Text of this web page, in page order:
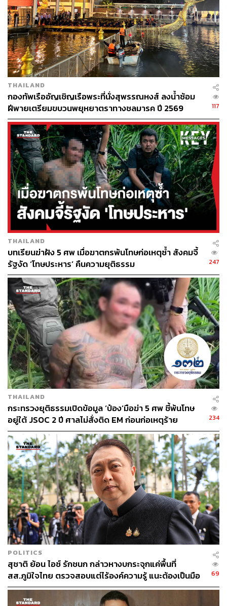
TAGS: FTX การซ้อมรบ ไพโรจน์ เฟื่องจันทร์
Drone
กองทัพเรือ
อาวุธยุทโธปกรณ์
THAILAND
กองทัพเรืออัญเชิญเรือพระที่นั่งสุพรรณหงส์ ลงน้ำซ้อม
ฝีพายเตรียมขบวนพยุหยาตราทางชลมารค ปี 2569
117
THAILAND
บทเรียนฆ่าฝัง 5 ศพ เมื่อฆาตกรพ้นโทษก่อเหตุซ้ำ สังคมจี้
รัฐงัด ‘โทษประหาร’ คืนความยุติธรรม
247
THAILAND
กระทรวงยุติธรรมเปิดข้อมูล ‘ป๋อง’มือฆ่า 5 ศพ ชี้พ้นโทษ
อยู่ใต้ JSOC 2 ปี ศาลไม่สั่งติด EM ก่อนก่อเหตุร้าย
234
POLITICS
สุชาติ ย้อน ไอซ์ รักชนก กล่าวหางบกระจุกแค่พื้นที่
สส.ภูมิใจไทย ตรวจสอบแต่ไร้องค์ความรู้ แนะต้องเป็นมือ
อาชีพกว่านี้
69